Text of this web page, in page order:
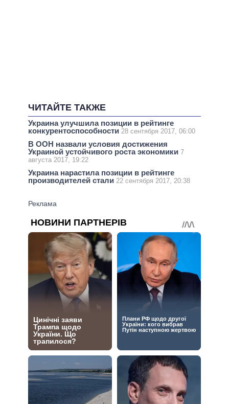
ЧИТАЙТЕ ТАКЖЕ
Украина улучшила позиции в рейтинге
конкурентоспособности 28 сентября 2017, 06:00
В ООН назвали условия достижения
Украиной устойчивого роста экономики 7
августа 2017, 19:22
Украина нарастила позиции в рейтинге
производителей стали 22 сентября 2017, 20:38